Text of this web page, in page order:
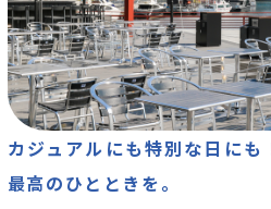
カジュアルにも特別な日に
最高のひとときを。